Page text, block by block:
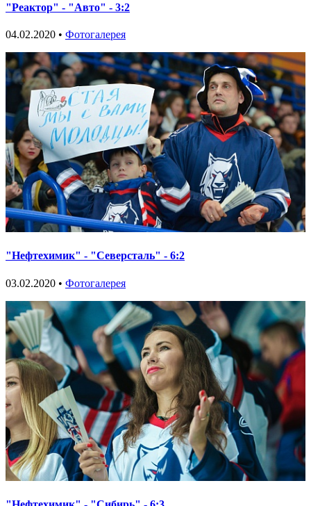
"Реактор" - "Авто" - 3:2
04.02.2020 • Фотогалерея
"Нефтехимик" - "Северсталь" - 6:2
03.02.2020 • Фотогалерея